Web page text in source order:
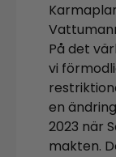
På det
vi
en
2023 när
makten.